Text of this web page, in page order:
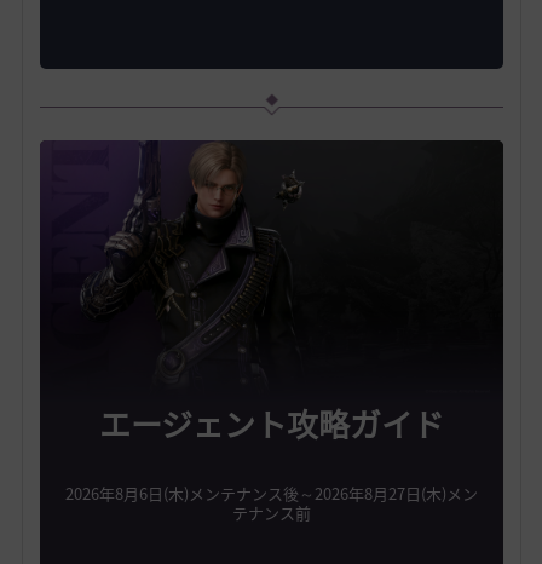
エージェント攻略ガイド
2026年8月6日(木)メンテナンス後～2026年8月27日(木)メン
テナンス前